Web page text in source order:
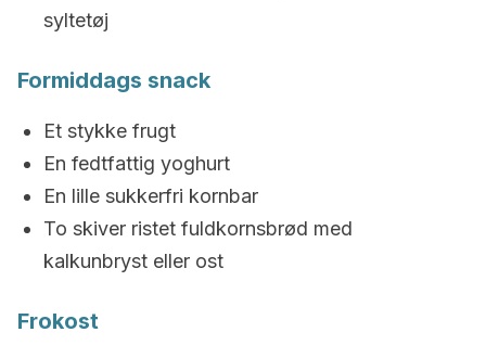
syltetøj
Formiddags snack
Et stykke frugt
En fedtfattig yoghurt
En lille sukkerfri kornbar
To skiver ristet fuldkornsbrød med
kalkunbryst eller ost
Frokost